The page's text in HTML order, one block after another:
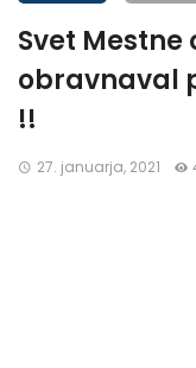
Svet Mestne
obravnaval
!!
27. januarja, 2021